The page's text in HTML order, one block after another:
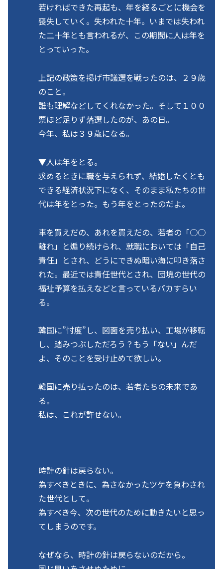
若ければできた再起も、年を経るごとに機会を
喪失していく。失われた十年。いまでは失われ
た二十年とも言われるが、この期間に人は年を
とっていった。
上記の政策を掲げ市議選を戦ったのは、２９歳
のこと。
誰も理解などしてくれなかった。そして１００
票ほど足りず落選したのが、あの日。
今年、私は３９歳になる。
▼人は年をとる。
求めるときに職を与えられず、結婚したくとも
できる経済状況下になく、そのまま私たちの世
代は年をとった。もう年をとったのだよ。
車を買えだの、あれを買えだの、若者の「○○
離れ」と煽り続けられ、就職においては「自己
責任」とされ、どうにできぬ暗い海に叩き落さ
れた。最近では責任世代とされ、団塊の世代の
福祉予算を払えなどと言っているバカすらい
る。
韓国に”忖度”し、図面を売り払い、工場が移転
し、踏みつぶしただろう？もう「ない」んだ
よ、そのことを受け止めて欲しい。
韓国に売り払ったのは、若者たちの未来であ
る。
私は、これが許せない。
時計の針は戻らない。
為すべきときに、為さなかったツケを負わされ
た世代として。
為すべき今、次の世代のために動きたいと思っ
てしまうのです。
なぜなら、時計の針は戻らないのだから。